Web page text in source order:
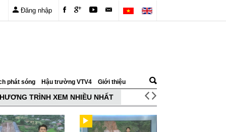
Đăng nhập
phát sóng Hậu trường VTV4 Giới thiệu
TRÌNH XEM NHIỀU NHẤT